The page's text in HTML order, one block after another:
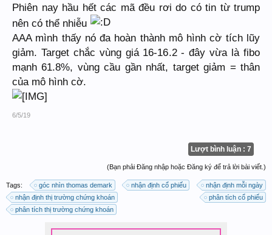
Phiên nay hầu hết các mã đều rơi do có tin từ trump
nên có thể nhiễu
AAA mình thấy nó đa hoàn thành mô hình cờ tích lũy
giảm. Target chắc vùng giá 16-16.2 - đây vừa là fibo
mạnh 61.8%, vùng cầu gần nhất, target giảm = thân
của mô hình cờ.
6/5/19
Lượt bình luận : 7
(Bạn phải Đăng nhập hoặc Đăng ký để trả lời bài viết.)
Tags: góc nhìn thomas demark nhận định cổ phiếu
nhận định mỗi ngày
nhận định thị trường chứng khoán
phân tích cổ phiếu
phân tích thị trường chứng khoán